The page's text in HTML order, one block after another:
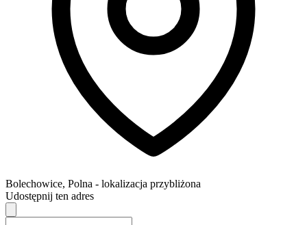
Bolechowice, Polna - lokalizacja przybliżona
Udostępnij ten adres